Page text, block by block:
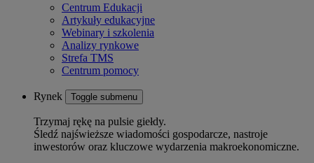
Centrum Edukacji
Artykuły edukacyjne
Webinary i szkolenia
Analizy rynkowe
Strefa TMS
Centrum pomocy
Rynek Toggle submenu
Trzymaj rękę na pulsie giełdy.
Śledź najświeższe wiadomości gospodarcze, nastroje
inwestorów oraz kluczowe wydarzenia makroekonomiczne.